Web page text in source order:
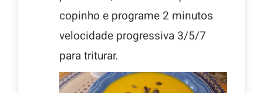
copinho e programe 2 minutos
velocidade progressiva 3/5/7
para triturar.